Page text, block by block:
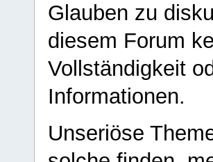
Glauben zu
diesem Forum
Vollständigkeit
Informationen.
Unseriöse